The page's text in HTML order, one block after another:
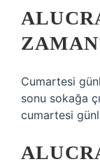
Cumartesi
sonu sokağa
cumartesi